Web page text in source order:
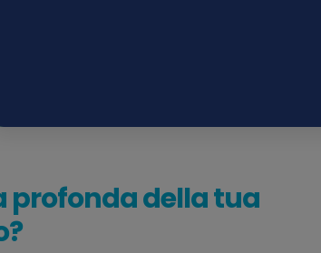
profonda della tua